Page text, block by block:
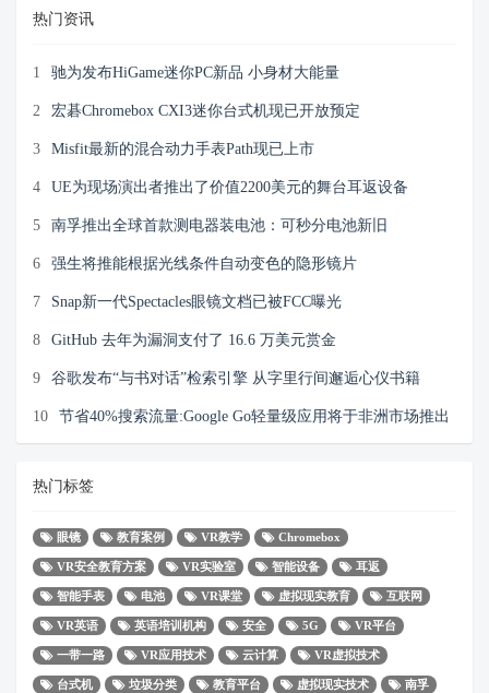
热门资讯
1 驰为发布HiGame迷你PC新品 小身材大能量
2 宏碁Chromebox CXI3迷你台式机现已开放预定
3 Misfit最新的混合动力手表Path现已上市
4 UE为现场演出者推出了价值2200美元的舞台耳返设备
5 南孚推出全球首款测电器装电池：可秒分电池新旧
6 强生将推能根据光线条件自动变色的隐形镜片
7 Snap新一代Spectacles眼镜文档已被FCC曝光
8 GitHub 去年为漏洞支付了 16.6 万美元赏金
9 谷歌发布“与书对话”检索引擎 从字里行间邂逅心仪书籍
10 节省40%搜索流量:Google Go轻量级应用将于非洲市场推出
热门标签
眼镜 教育案例 VR教学 Chromebox
VR安全教育方案 VR实验室 智能设备 耳返
智能手表 电池 VR课堂 虚拟现实教育 互联网
VR英语 英语培训机构 安全 5G VR平台
一带一路 VR应用技术 云计算 VR虚拟技术
台式机 垃圾分类 教育平台 虚拟现实技术 南孚